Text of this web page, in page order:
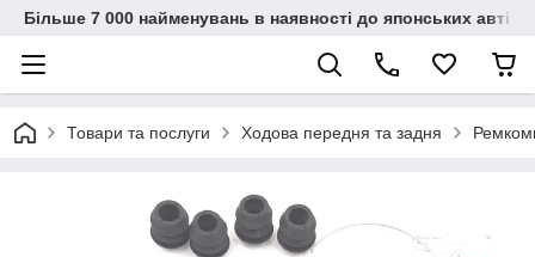
Більше 7 000 найменувань в наявності до японських
Товари та послуги Ходова передня та задня